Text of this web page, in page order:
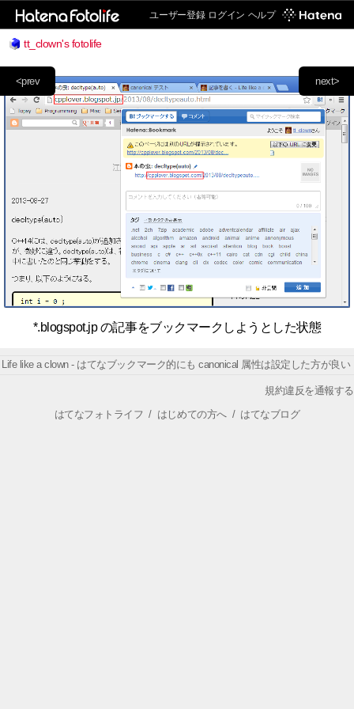
ユーザー登録 ログイン ヘルプ
tt_clown's fotolife
next>
<prev
*.blogspot.jp の記事をブックマークしようとした状態
Life like a clown - はてなブックマーク的にも canonical 属性は設定した方が良い
規約違反を通報する
はてなフォトライフ / はじめての方へ/ はてなブログ